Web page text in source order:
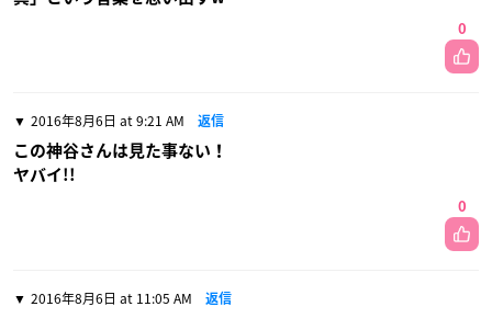
0
2016年8月6日 at 9:21 AM 返信
この神谷さんは見た事ない！
ヤバイ!!
0
2016年8月6日 at 11:05 AM 返信